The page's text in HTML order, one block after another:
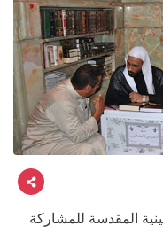
المقدسة للمشاركة